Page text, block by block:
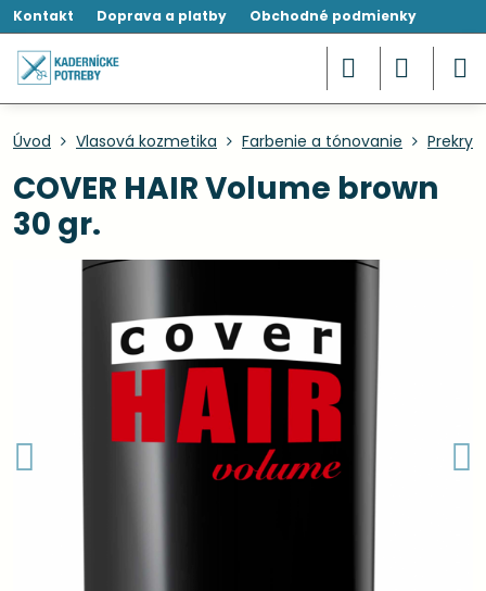
Kontakt Doprava a platby Obchodné podmienky
Úvod Vlasová kozmetika Farbenie a tónovanie
COVER HAIR Volume brown
30 gr.